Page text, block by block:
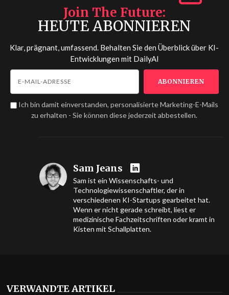
Join The Future
HEUTE ABONNIEREN
Klar, prägnant, umfassend. Behalten Sie den Überblick über KI-
Entwicklungen mit DailyAI
Ich bin damit einverstanden, personalisierte Marketing-E-Mails
zu erhalten - Sie können diese jederzeit abbestellen.
Sam Jeans
Sam ist ein Wissenschafts- und
Technologiewissenschaftler, der in
verschiedenen KI-Startups gearbeitet hat.
Wenn er nicht gerade schreibt, liest er
medizinische Fachzeitschriften oder kramt in
Kisten mit Schallplatten.
VERWANDTE ARTIKEL